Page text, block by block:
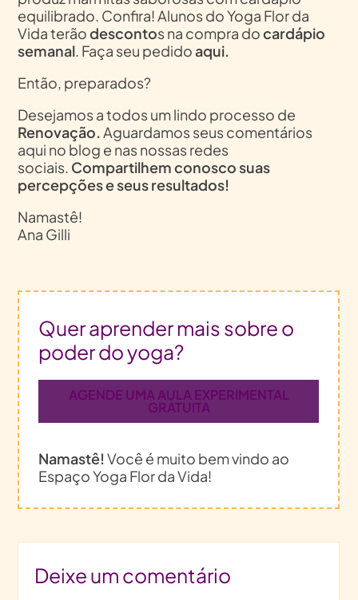
equilibrado. Confira! Alunos do Yoga Flor da
Vida terãodescontos na compra docardápio
semanal. Faça seu pedidoaqui.
Então, preparados?
Desejamos a todos um lindo processo de
Renovação.Aguardamos seus comentários
aqui no blog e nas nossas redes
sociais. Compartilhem conosco suas
percepções e seus resultados!
Namastê!
Ana Gilli
Quer aprender mais sobre o
poder do yoga?
AGENDE UMA AULA EXPERIMENTAL
GRATUITA
Namastê! Você é muito bem vindo ao
Espaço Yoga Flor da Vida!
Deixe um comentário